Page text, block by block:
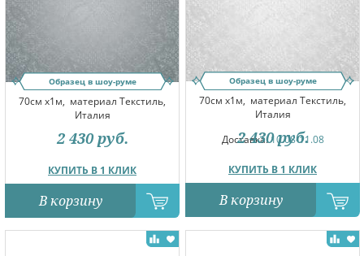
Образец в шоу-руме
70см x1м, материал Текстиль,
Италия
КУПИТЬ В 1 КЛИК
2 430 руб.
В корзину
Образец в шоу-руме
70см x1м, материал Текстиль,
Италия
Доставка:10.08-11.08
КУПИТЬ В 1 КЛИК
2 430 руб.
В корзину